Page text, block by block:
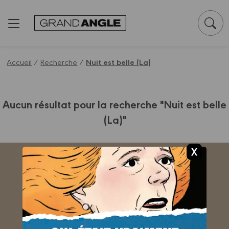
Accueil / Recherche / Nuit est belle (La)
Aucun résultat pour la recherche "Nuit est belle
(La)"
ABONNEZ-VOUS
AU BAMBOO MAG !
Je découvre !